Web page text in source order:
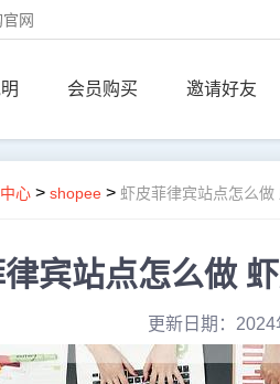
网
会员购买 邀请好友
心 > shopee > 虾皮菲律宾站点怎么
宾站点怎么做
更新日期：2024